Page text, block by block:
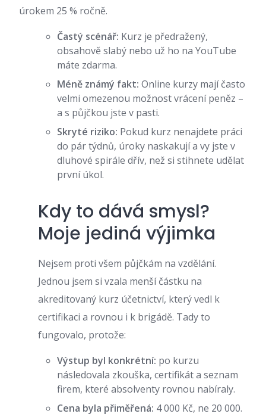
úrokem 25 % ročně.
Častý scénář: Kurz je předražený,
obsahově slabý nebo už ho na YouTube
máte zdarma.
Méně známý fakt: Online kurzy mají často
velmi omezenou možnost vrácení peněz –
a s půjčkou jste v pasti.
Skryté riziko: Pokud kurz nenajdete práci
do pár týdnů, úroky naskakují a vy jste v
dluhové spirále dřív, než si stihnete udělat
první úkol.
Kdy to dává smysl?
Moje jediná výjimka
Nejsem proti všem půjčkám na vzdělání.
Jednou jsem si vzala menší částku na
akreditovaný kurz účetnictví, který vedl k
certifikaci a rovnou i k brigádě. Tady to
fungovalo, protože:
Výstup byl konkrétní: po kurzu
následovala zkouška, certifikát a seznam
firem, které absolventy rovnou nabíraly.
Cena byla přiměřená: 4 000 Kč, ne 20 000.